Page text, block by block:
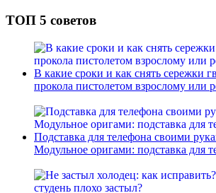
ТОП 5 советов
В какие сроки и как снять сережки
прокола пистолетом взрослому или
Подставка для телефона своими
Модульное оригами: подставка для